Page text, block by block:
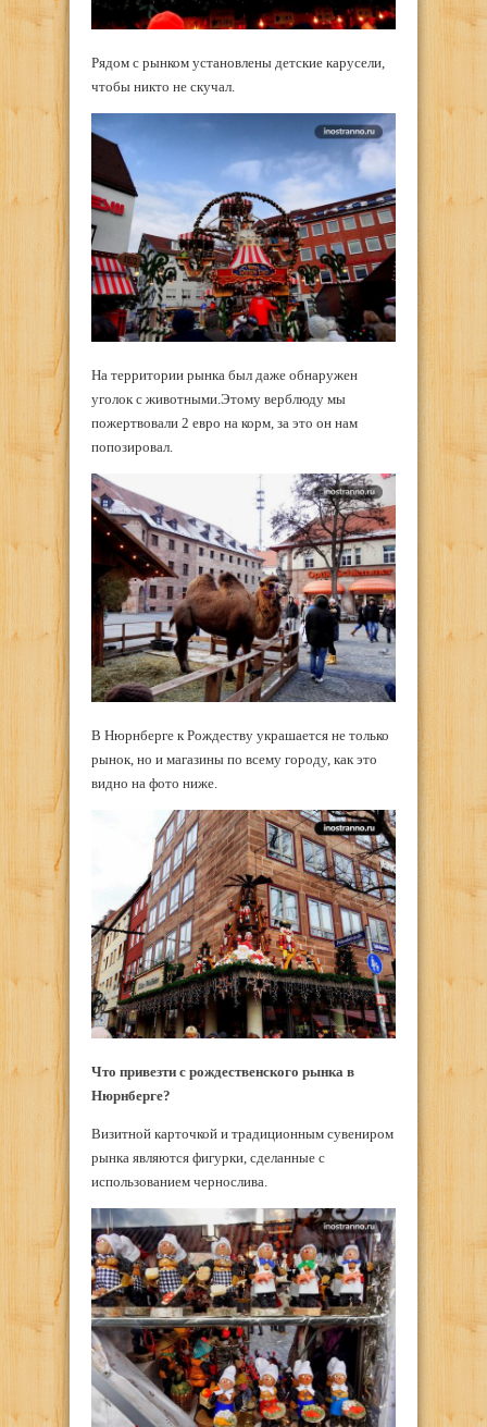
Рядом с рынком установлены детские карусели,
чтобы никто не скучал.
На территории рынка был даже обнаружен
уголок с животными.Этому верблюду мы
пожертвовали 2 евро на корм, за это он нам
попозировал.
В Нюрнберге к Рождеству украшается не только
рынок, но и магазины по всему городу, как это
видно на фото ниже.
Что привезти с рождественского рынка в
Нюрнберге?
Визитной карточкой и традиционным сувениром
рынка являются фигурки, сделанные с
использованием чернослива.